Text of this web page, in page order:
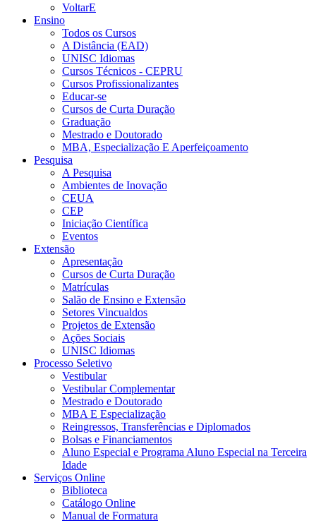
VoltarE
Ensino
Todos os Cursos
A Distância (EAD)
UNISC Idiomas
Cursos Técnicos - CEPRU
Cursos Profissionalizantes
Educar-se
Cursos de Curta Duração
Graduação
Mestrado e Doutorado
MBA, Especialização E Aperfeiçoamento
Pesquisa
A Pesquisa
Ambientes de Inovação
CEUA
CEP
Iniciação Científica
Eventos
Extensão
Apresentação
Cursos de Curta Duração
Matrículas
Salão de Ensino e Extensão
Setores Vincualdos
Projetos de Extensão
Ações Sociais
UNISC Idiomas
Processo Seletivo
Vestibular
Vestibular Complementar
Mestrado e Doutorado
MBA E Especialização
Reingressos, Transferências e Diplomados
Bolsas e Financiamentos
Aluno Especial e Programa Aluno Especial na Terceira
Idade
Serviços Online
Biblioteca
Catálogo Online
Manual de Formatura